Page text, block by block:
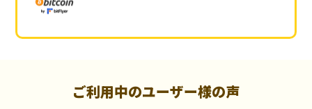
ご利用中のユーザー様の声